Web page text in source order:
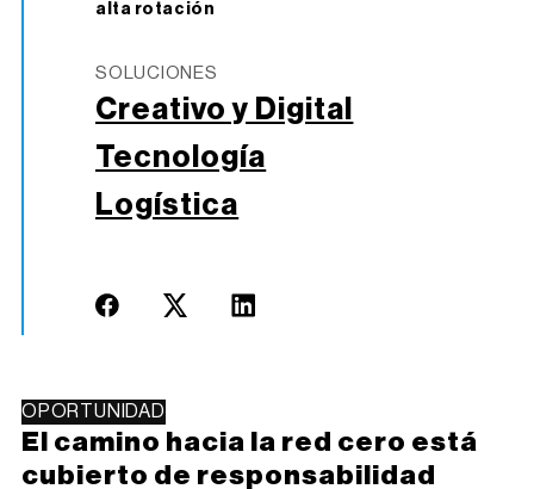
OPORTUNIDAD
El camino hacia la red cero está
cubierto de responsabilidad
alta rotación
SOLUCIONES
Creativo y Digital
Tecnología
Logística